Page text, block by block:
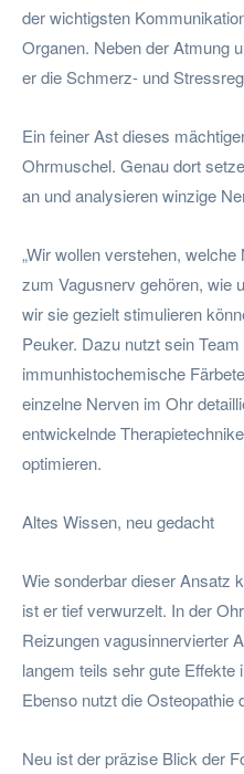
der wichtigsten
Organen. Neben der Atmung
er die Schmerz- und
Ein feiner Ast dieses
Ohrmuschel. Genau dort
an und analysieren winzige
„Wir wollen verstehen,
zum Vagusnerv gehören, wie
wir sie gezielt stimulieren
Peuker. Dazu nutzt sein
immunhistochemische
einzelne Nerven im Ohr
entwickelnde
optimieren.
Altes Wissen, neu gedacht
Wie sonderbar dieser Ansatz
ist er tief verwurzelt. In der
Reizungen vagusinnervierter
langem teils sehr gute
Ebenso nutzt die Osteopathie
Neu ist der präzise Blick der